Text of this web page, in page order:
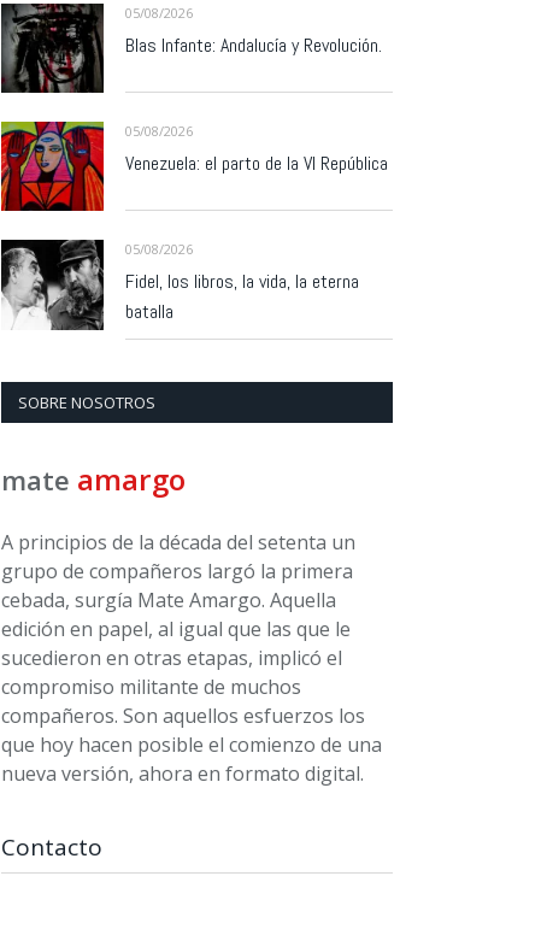
05/08/2026
Blas Infante: Andalucía y Revolución.
05/08/2026
Venezuela: el parto de la VI República
05/08/2026
Fidel, los libros, la vida, la eterna
batalla
SOBRE NOSOTROS
mate amargo
A principios de la década del setenta un
grupo de compañeros largó la primera
cebada, surgía Mate Amargo. Aquella
edición en papel, al igual que las que le
sucedieron en otras etapas, implicó el
compromiso militante de muchos
compañeros. Son aquellos esfuerzos los
que hoy hacen posible el comienzo de una
nueva versión, ahora en formato digital.
Contacto